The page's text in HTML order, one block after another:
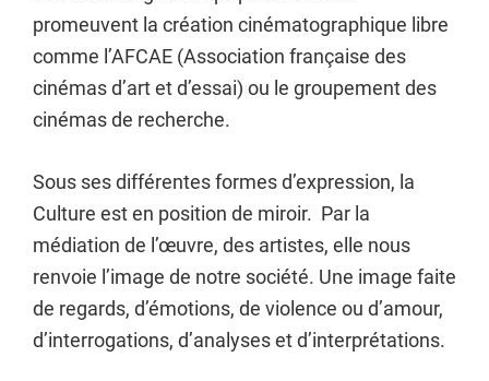
promeuvent la création cinématographique libre
comme l’AFCAE (Association française des
cinémas d’art et d’essai) ou le groupement des
cinémas de recherche.
Sous ses différentes formes d’expression, la
Culture est en position de miroir. Par la
médiation de l’œuvre, des artistes, elle nous
renvoie l’image de notre société. Une image faite
de regards, d’émotions, de violence ou d’amour,
d’interrogations, d’analyses et d’interprétations.